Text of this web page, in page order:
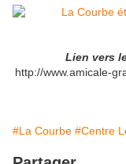
Lien vers
http://www.amicale-
#La Courbe #Centre